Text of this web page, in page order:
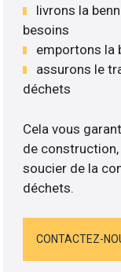
livrons la
besoins
emportons la
assurons le
déchets
Cela vous
de
soucier de la
déchets.
CONTACTEZ-